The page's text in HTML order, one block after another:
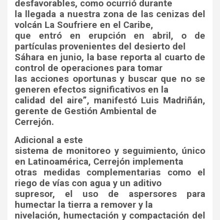
desfavorables, como ocurrió durante
la llegada a nuestra zona de las cenizas del
volcán La Soufriere en el Caribe,
que entró en erupción en abril, o de
partículas provenientes del desierto del
Sáhara en junio, la base reporta al cuarto de
control de operaciones para tomar
las acciones oportunas y buscar que no se
generen efectos significativos en la
calidad del aire”, manifestó Luis Madriñán,
gerente de Gestión Ambiental de
Cerrejón.
Adicional a este
sistema de monitoreo y seguimiento, único
en Latinoamérica, Cerrejón implementa
otras medidas complementarias como el
riego de vías con agua y un aditivo
supresor, el uso de aspersores para
humectar la tierra a remover y la
nivelación, humectación y compactación del